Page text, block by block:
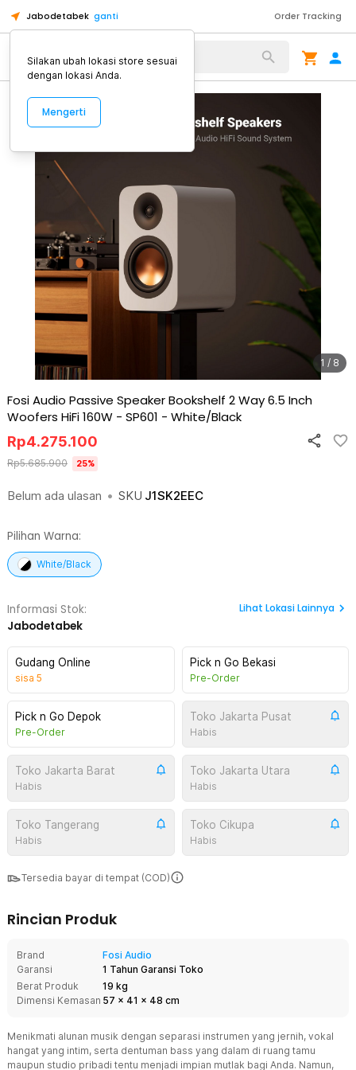
Jabodetabek ganti Order Tracking
Alat Kopi
1 / 8
Fosi Audio Passive Speaker Bookshelf 2 Way 6.5 Inch
Woofers HiFi 160W - SP601 - White/Black
Belum ada ulasan • SKU J1SK2EEC
Rp4.275.100
Rp5.685.900 25%
Pilihan Warna:
White/Black
Informasi Stok:
Jabodetabek
Lihat Lokasi Lainnya
Gudang Online
sisa 5
Pick n Go Bekasi
Pre-Order
Pick n Go Depok
Pre-Order
Toko Jakarta Pusat
Habis
Toko Jakarta Barat
Habis
Toko Jakarta Utara
Habis
Toko Tangerang
Habis
Toko Cikupa
Habis
Tersedia bayar di tempat (COD)
Rincian Produk
Brand
Fosi Audio
Garansi
1 Tahun Garansi Toko
Berat Produk
19 kg
Dimensi Kemasan 57 x 41 x 48 cm
Menikmati alunan musik dengan separasi instrumen yang jernih, vokal
hangat yang intim, serta dentuman bass yang dalam di ruang tamu
maupun studio pribadi tentu menjadi impian mutlak bagi Anda. Namun,
Silakan ubah lokasi store sesuai
dengan lokasi Anda.
Mengerti